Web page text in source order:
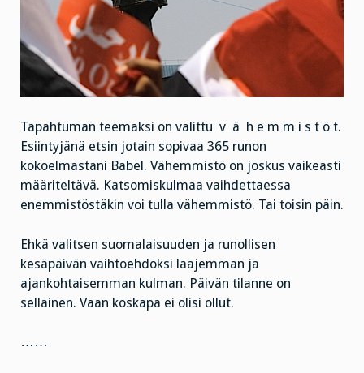
Tapahtuman teemaksi on valittu v ä h e m m i s t ö t.
Esiintyjänä etsin jotain sopivaa 365 runon
kokoelmastani Babel. Vähemmistö on joskus vaikeasti
määriteltävä. Katsomiskulmaa vaihdettaessa
enemmistöstäkin voi tulla vähemmistö. Tai toisin päin.
Ehkä valitsen suomalaisuuden ja runollisen
kesäpäivän vaihtoehdoksi laajemman ja
ajankohtaisemman kulman. Päivän tilanne on
sellainen. Vaan koskapa ei olisi ollut.
……